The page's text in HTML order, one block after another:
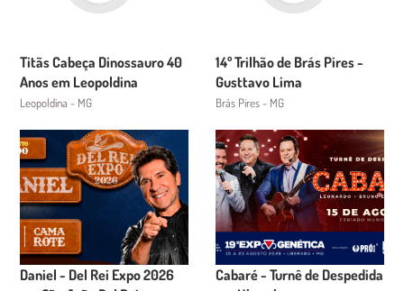
Titãs Cabeça Dinossauro 40
Anos em Leopoldina
Leopoldina - MG
14º Trilhão de Brás Pires -
Gusttavo Lima
Brás Pires - MG
Daniel - Del Rei Expo 2026
Cabaré - Turnê de Despedida